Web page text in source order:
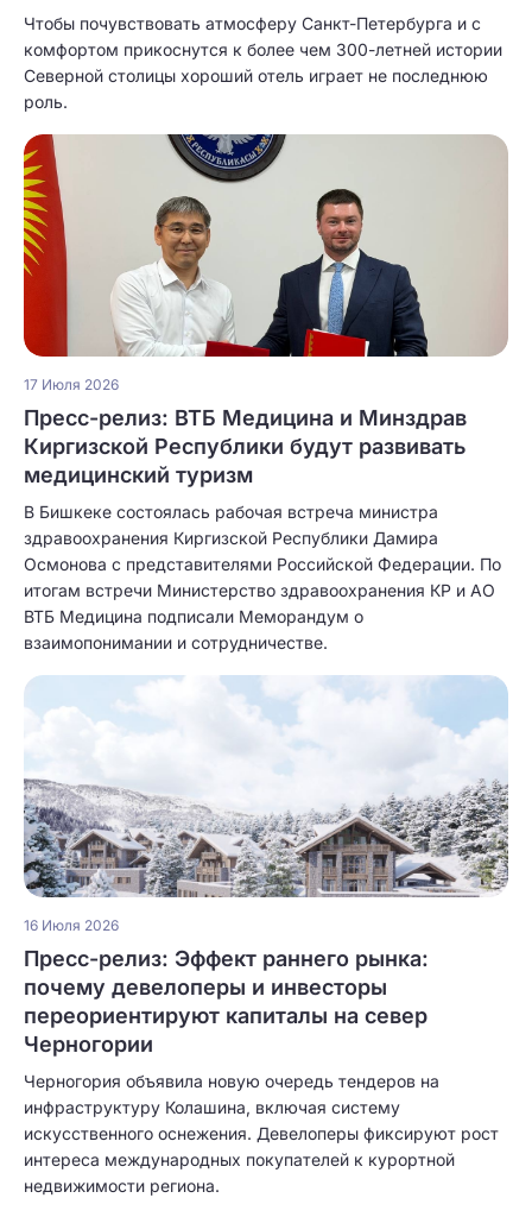
Чтобы почувствовать атмосферу Санкт-Петербурга и с
комфортом прикоснутся к более чем 300-летней истории
Северной столицы хороший отель играет не последнюю
роль.
17 Июля 2026
Пресс-релиз: ВТБ Медицина и Минздрав
Киргизской Республики будут развивать
медицинский туризм
В Бишкеке состоялась рабочая встреча министра
здравоохранения Киргизской Республики Дамира
Осмонова с представителями Российской Федерации. По
итогам встречи Министерство здравоохранения КР и АО
ВТБ Медицина подписали Меморандум о
взаимопонимании и сотрудничестве.
16 Июля 2026
Пресс-релиз: Эффект раннего рынка:
почему девелоперы и инвесторы
переориентируют капиталы на север
Черногории
Черногория объявила новую очередь тендеров на
инфраструктуру Колашина, включая систему
искусственного оснежения. Девелоперы фиксируют рост
интереса международных покупателей к курортной
недвижимости региона.